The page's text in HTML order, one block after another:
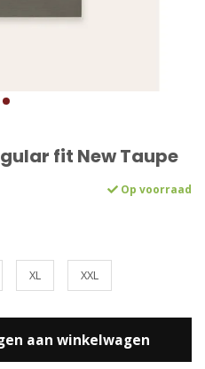
fit New Taupe
Op voorraad
XL XXL
aan winkelwagen